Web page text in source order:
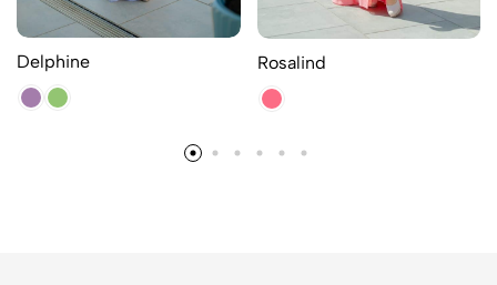
Delphine Rosalind